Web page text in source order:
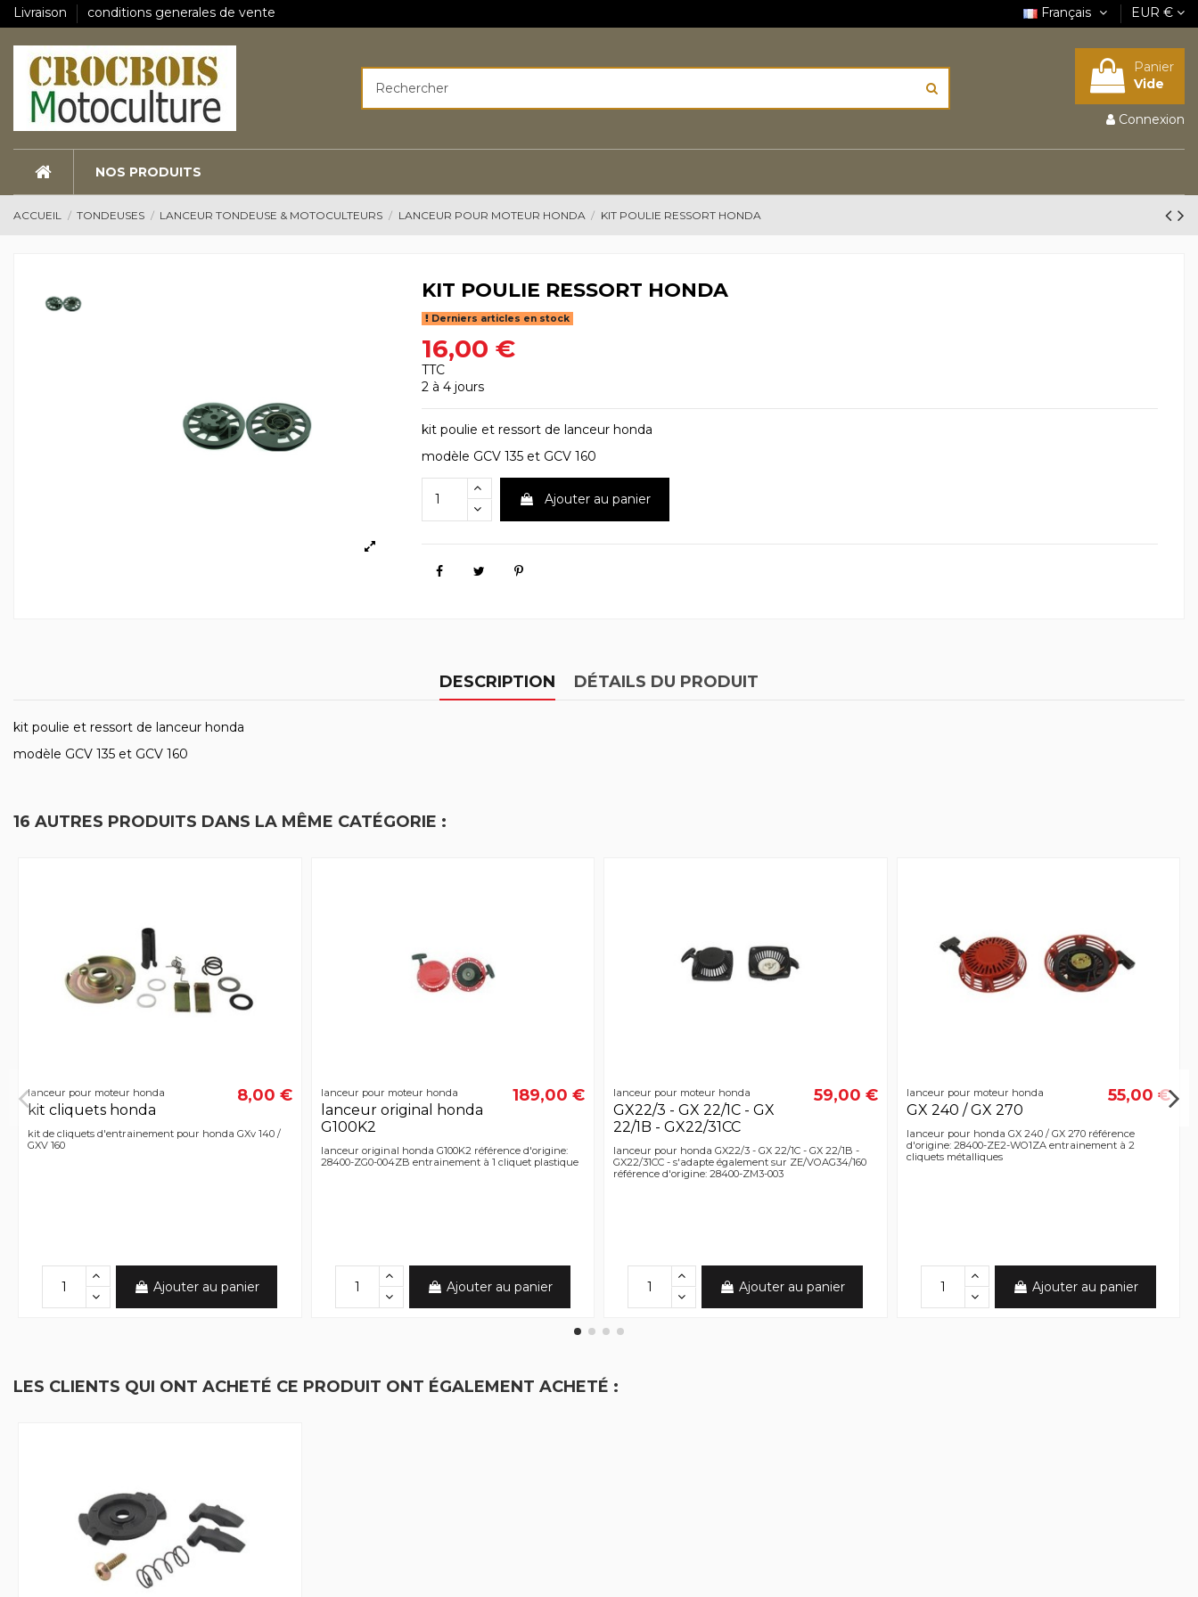
Livraison conditions generales de vente Français EUR €
Panier
Vide
Connexion
NOS PRODUITS
ACCUEIL TONDEUSES LANCEUR TONDEUSE & MOTOCULTEURS LANCEUR POUR MOTEUR HONDA KIT POULIE RESSORT HONDA
KIT POULIE RESSORT HONDA
Derniers articles en stock
16,00 €
TTC
2 à 4 jours
kit poulie et ressort de lanceur honda
modèle GCV 135 et GCV 160
Ajouter au panier
DESCRIPTION DÉTAILS DU PRODUIT
kit poulie et ressort de lanceur honda
modèle GCV 135 et GCV 160
16 AUTRES PRODUITS DANS LA MÊME CATÉGORIE :
lanceur pour moteur honda
kit cliquets honda
8,00 €
kit de cliquets d'entrainement pour honda GXv 140 /
GXV 160
Ajouter au panier
lanceur pour moteur honda
lanceur original honda
G100K2
189,00 €
lanceur original honda G100K2 référence d'origine:
28400-ZG0-004ZB entrainement à 1 cliquet plastique
Ajouter au panier
lanceur pour moteur honda
GX22/3 - GX 22/1C - GX
22/1B - GX22/31CC
59,00 €
lanceur pour honda GX22/3 - GX 22/1C - GX 22/1B -
GX22/31CC - s'adapte également sur ZE/VOAG34/160
référence d'origine: 28400-ZM3-003
Ajouter au panier
lanceur pour moteur honda
GX 240 / GX 270
55,00 €
lanceur pour honda GX 240 / GX 270 référence
d'origine: 28400-ZE2-WO1ZA entrainement à 2
cliquets métalliques
Ajouter au panier
LES CLIENTS QUI ONT ACHETÉ CE PRODUIT ONT ÉGALEMENT ACHETÉ :